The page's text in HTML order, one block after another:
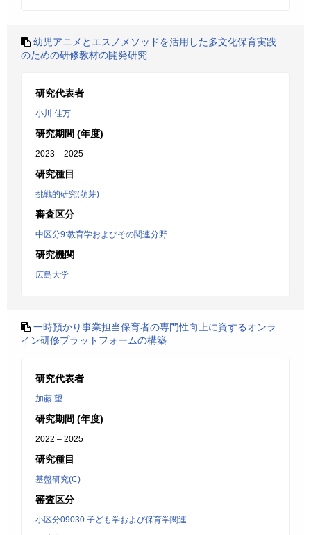
幼児アニメとエスノメソッドを活用した多文化保育実践
のための研修教材の開発研究
研究代表者
小川 佳万
研究期間 (年度)
2023 – 2025
研究種目
挑戦的研究(萌芽)
審査区分
中区分9:教育学およびその関連分野
研究機関
広島大学
一時預かり事業担当保育者の専門性向上に資するオンラ
イン研修プラットフォームの構築
研究代表者
加藤 望
研究期間 (年度)
2022 – 2025
研究種目
基盤研究(C)
審査区分
小区分09030:子ども学および保育学関連